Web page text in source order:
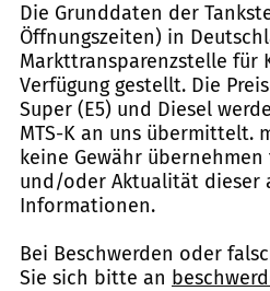
Die Grunddaten der
Öffnungszeiten) in
Markttransparenzstelle für
Verfügung gestellt. Die
Super (E5) und Diesel
MTS-K an uns übermittelt.
keine Gewähr
und/oder Aktualität dieser
Informationen.
Bei Beschwerden oder
Sie sich bitte an